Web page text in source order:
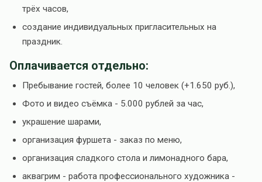
трёх часов,
создание индивидуальных пригласительных на
праздник.
Оплачивается отдельно:
Пребывание гостей, более 10 человек (+1.650 руб.),
Фото и видео съёмка - 5.000 рублей за час,
украшение шарами,
организация фуршета - заказ по меню,
организация сладкого стола и лимонадного бара,
аквагрим - работа профессионального художника -